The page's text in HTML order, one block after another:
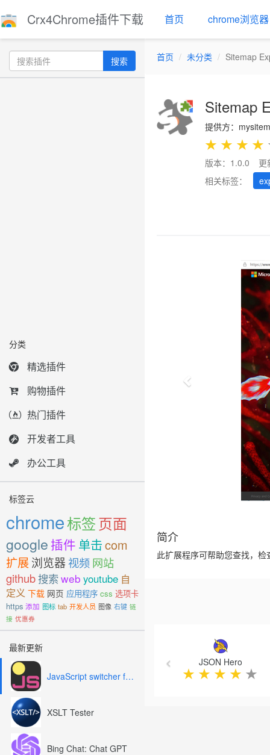
Crx4Chrome插件下载 首页 chrome浏览器
搜索
分类
精选插件
购物插件
热门插件
开发者工具
办公工具
标签云
chrome标签页面
google 插件 单击com
扩展浏览器 视频网站
github搜索web youtube 自
定义 下载 网页 应用程序 css 选项卡
https 添加 图标 tab 开发人员 图像 右键 链
接 优惠券
最新更新
JavaScript switcher for SEO and development
XSLT Tester
Bing Chat: Chat GPT
首页 未分类 Sitemap
Sitemap
提供方：
★ ★ ★ ★
版本：1.0.0
更
相关标签：
简介
此扩展程序可帮助您查找，
JSON Hero
★ ★ ★ ★ ★